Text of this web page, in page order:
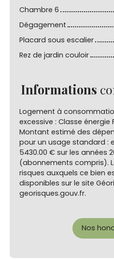
Chambre 6
Dégagement
Placard sous escalier
Rez de jardin couloir
Informations
Logement à
excessive : Classe énergie
Montant estimé des
pour un usage standard :
5430.00 € sur les années
(abonnements compris).
risques auxquels ce bien
disponibles sur le site
georisques.gouv.fr.
Nos